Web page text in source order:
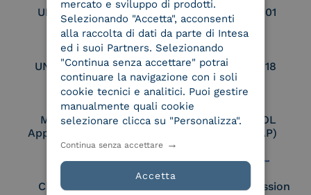
UNI EN ISO 9001 UNI EN ISO 27001
UNI EN ISO 27017 UNI EN ISO 27018
Membro Adobe
Approved Trust List
Certified PEPPOL
Access Point (AP)
Cloud Signature
European Commission
mercato e sviluppo di prodotti.
Selezionando "Accetta", acconsenti
alla raccolta di dati da parte di Intesa
ed i suoi Partners. Selezionando
"Continua senza accettare" potrai
continuare la navigazione con i soli
cookie tecnici e analitici. Puoi gestire
manualmente quali cookie
selezionare clicca su "Personalizza".
Accetta
Continua senza accettare